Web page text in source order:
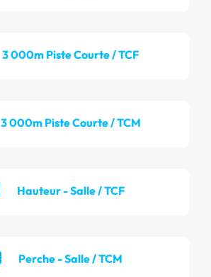
3 000m Piste Courte / TCF
3 000m Piste Courte / TCM
Hauteur - Salle / TCF
Perche - Salle / TCM